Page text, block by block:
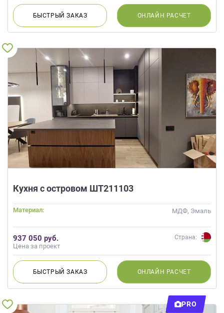
БЫСТРЫЙЗАКАЗ ОНЛАЙН РАСЧЕТ
Кухня с островом ШТ211103
Материал: МДФ, Эмаль
937 050 руб.
Цена за проект
Страна:
БЫСТРЫЙЗАКАЗ ОНЛАЙН РАСЧЕТ
PRO